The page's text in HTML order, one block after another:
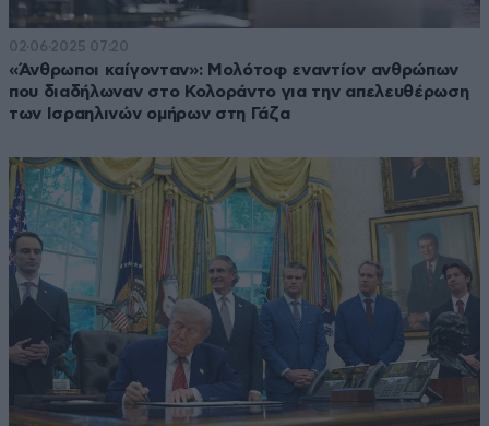
02·06·2025 07:20
«Άνθρωποι καίγονταν»: Μολότοφ εναντίον ανθρώπων
που διαδήλωναν στο Κολοράντο για την απελευθέρωση
των Ισραηλινών ομήρων στη Γάζα